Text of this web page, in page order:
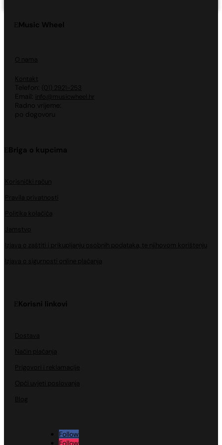
Music Wheel
O nama
Kontakt
Telefon: (01) 2921-253
Email: info@musicwheel.hr
Radno vrijeme:
po dogovoru
Briga o kupcima
Korisnički račun
Pravila privatnosti
Politika kolačića
Jamstvo
Izjava o zaštiti i prikupljanju osobnih podataka, te njihovom korištenju
Izjava o sigurnosti online plaćanja
Korisni linkovi
Dostava
Način plaćanja
Prigovori i reklamacije
Opći uvjeti poslovanja
Blog
Follow
Follow